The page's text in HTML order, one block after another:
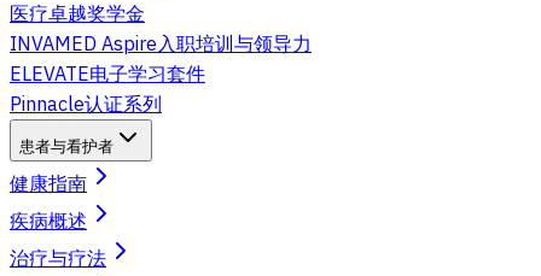
医疗卓越奖学金
INVAMED Aspire入职培训与领导力
ELEVATE电子学习套件
Pinnacle认证系列
患者与看护者
健康指南
疾病概述
治疗与疗法